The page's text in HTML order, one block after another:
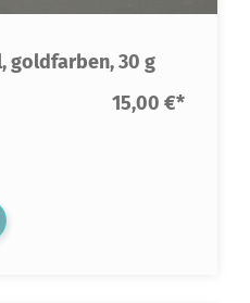
goldfarben, 30 g
15,00 €*